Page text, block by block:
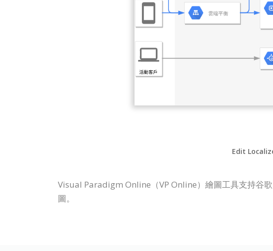
Edit
Visual Paradigm Online（VP Online）繪圖工具支持谷
圖。